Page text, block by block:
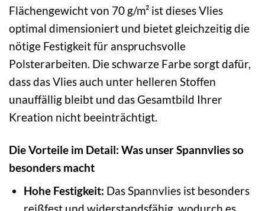
Flächengewicht von 70 g/m² ist dieses Vlies
optimal dimensioniert und bietet gleichzeitig die
nötige Festigkeit für anspruchsvolle
Polsterarbeiten. Die schwarze Farbe sorgt dafür,
dass das Vlies auch unter helleren Stoffen
unauffällig bleibt und das Gesamtbild Ihrer
Kreation nicht beeinträchtigt.
Die Vorteile im Detail: Was unser Spannvlies so
besonders macht
Hohe Festigkeit: Das Spannvlies ist besonders